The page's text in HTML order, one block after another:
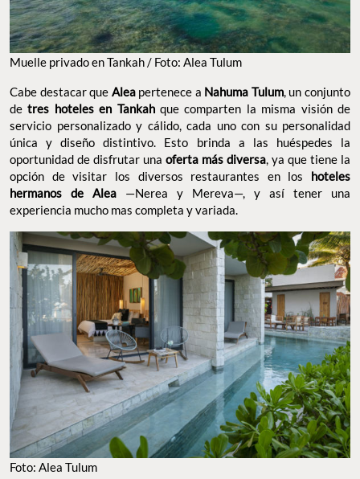
Muelle privado en Tankah / Foto: Alea Tulum
Cabe destacar que Aleapertenece a Nahuma Tulum, un conjunto
de tres hoteles en Tankahque comparten la misma visión de
servicio personalizado y cálido, cada uno con su personalidad
única y diseño distintivo. Esto brinda a las huéspedes la
oportunidad de disfrutar una oferta más diversa, ya que tiene la
opción de visitar los diversos restaurantes en los hoteles
hermanos de Alea —Nerea y Mereva—, y así tener una
experiencia mucho mas completa y variada.
Foto: Alea Tulum